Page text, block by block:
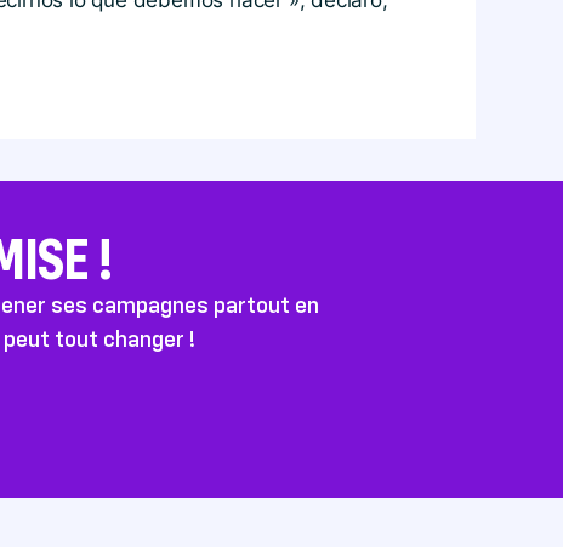
!
ses campagnes partout en
tout changer !